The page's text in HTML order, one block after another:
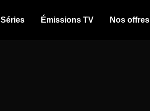
Séries Émissions TV Nos offres